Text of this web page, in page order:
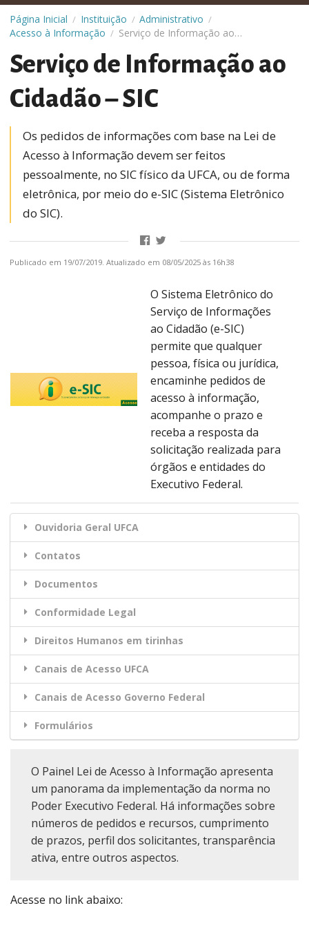
Página Inicial / Instituição / Administrativo /
Acesso à Informação / Serviço de Informação ao Cidadão – SIC
Serviço de Informação ao
Cidadão – SIC
Os pedidos de informações com base na Lei de
Acesso à Informação devem ser feitos
pessoalmente, no SIC físico da UFCA, ou de forma
eletrônica, por meio do e-SIC (Sistema Eletrônico
do SIC).
Publicado em 19/07/2019. Atualizado em 08/05/2025 às 16h38
O Sistema Eletrônico do
Serviço de Informações
ao Cidadão (e-SIC)
permite que qualquer
pessoa, física ou jurídica,
encaminhe pedidos de
acesso à informação,
acompanhe o prazo e
receba a resposta da
solicitação realizada para
órgãos e entidades do
Executivo Federal.
Ouvidoria Geral UFCA
Contatos
Documentos
Conformidade Legal
Direitos Humanos em tirinhas
Canais de Acesso UFCA
Canais de Acesso Governo Federal
Formulários
O Painel Lei de Acesso à Informação apresenta
um panorama da implementação da norma no
Poder Executivo Federal. Há informações sobre
números de pedidos e recursos, cumprimento
de prazos, perfil dos solicitantes, transparência
ativa, entre outros aspectos.
Acesse no link abaixo: